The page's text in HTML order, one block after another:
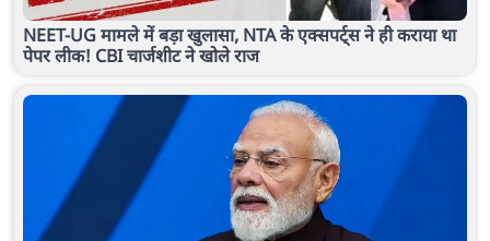
NEET-UG मामले में बड़ा खुलासा, NTA के एक्सपर्ट्स ने ही कराया था
पेपर लीक! CBI चार्जशीट ने खोले राज